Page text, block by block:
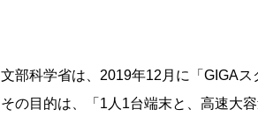
文部科学省は、2019年12月に「GIGAス
その目的は、「1人1台端末と、高速大